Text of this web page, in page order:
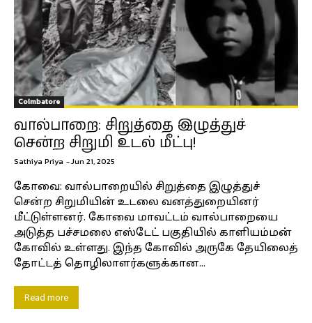
Coimbatore
வால்பாறை: சிறுத்தை இழுத்துச்
சென்ற சிறுமி உடல் மீட்பு!
Sathiya Priya -Jun 21, 2025
கோவை: வால்பாறையில் சிறுத்தை இழுத்துச்
சென்ற சிறுமியின் உடலை வனத்துறையினர்
மீட்டுள்ளனர். கோவை மாவட்டம் வால்பாறையை
அடுத்த பச்சமலை எஸ்டேட் பகுதியில் காளியம்மன்
கோவில் உள்ளது. இந்த கோவில் அருகே தேயிலைத்
தோட்டத் தொழிலாளர்களுக்கான...
Read more